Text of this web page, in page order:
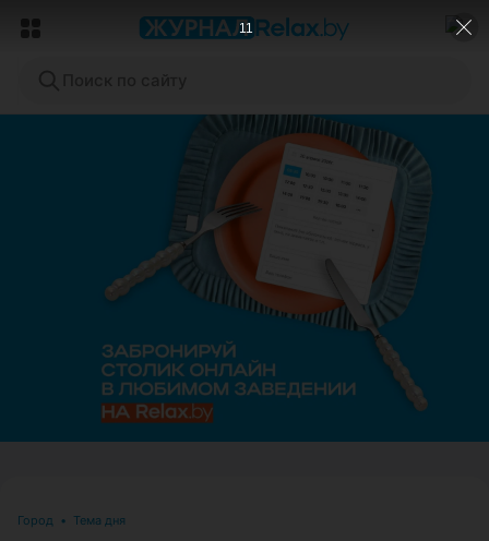
ЭФФЕКТИВНАЯ РЕКЛАМА НА САЙТЕ
Город • Тема дня
9